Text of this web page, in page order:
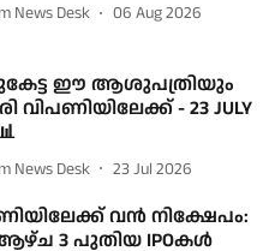
News Desk 06 Aug 2026
ഈ ആശുപത്രിയും
വിപണിയിലേക്ക് - 23 JULY
News Desk 23 Jul 2026
വൻ നിക്ഷേപം:
3 പുതിയ IPOകൾ